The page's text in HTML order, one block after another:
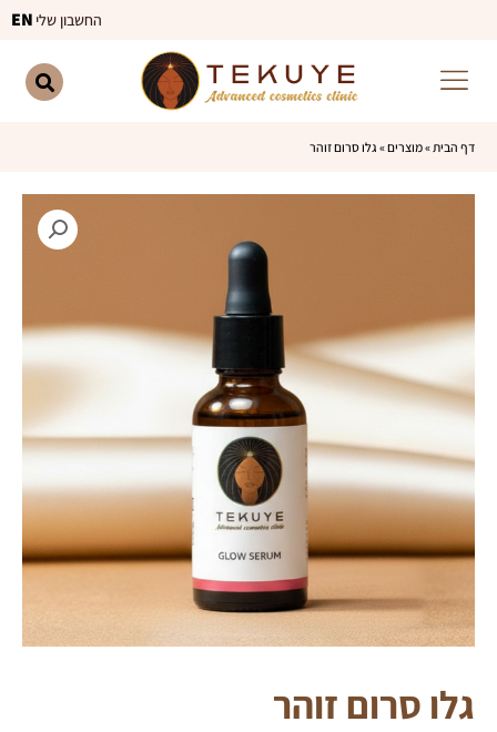
החשבון שלי EN
דף הבית»מוצרים» גלו סרום זוהר
גלו סרום זוהר